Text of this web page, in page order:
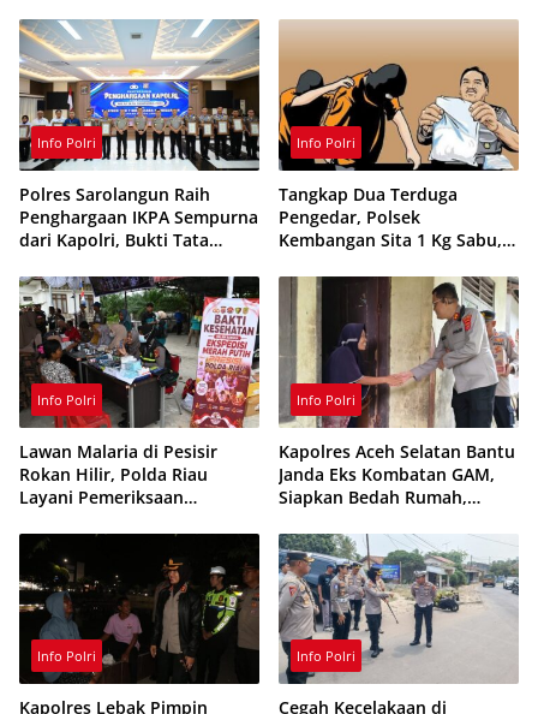
Sinergi Cegah Kebakaran
Info Polri
Polres Sarolangun Raih
Penghargaan IKPA Sempurna
dari Kapolri, Bukti Tata
Berintegritas
Info Polri
Tangkap Dua Terduga
Pengedar, Polsek
Kembangan Sita 1 Kg Sabu,
Ribu Butir Obat Keras
Info Polri
Lawan Malaria di Pesisir
Rokan Hilir, Polda Riau
Layani Pemeriksaan
Info Polri
Kapolres Aceh Selatan Bantu
Janda Eks Kombatan GAM,
Siapkan Bedah Rumah,
Usaha
Info Polri
Kapolres Lebak Pimpin
Info Polri
Cegah Kecelakaan di